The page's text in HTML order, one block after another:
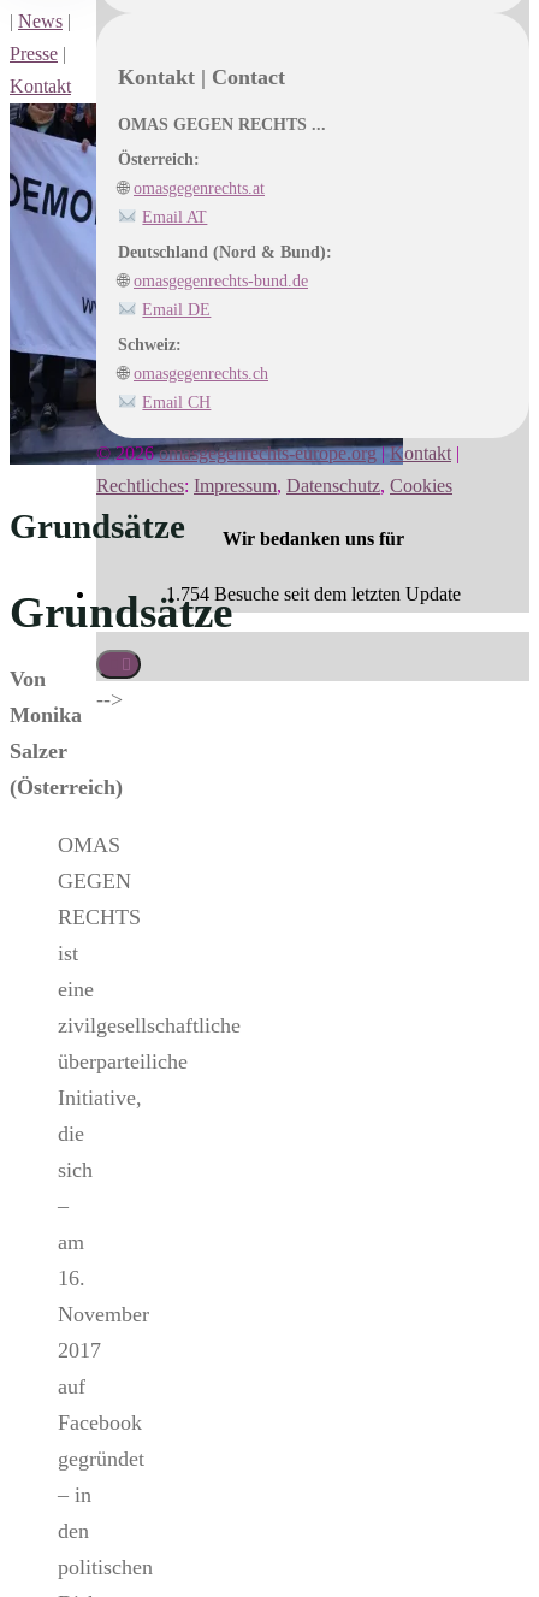
| News |
Presse |
Kontakt
Grundsätze
Grundsätze
Von
Monika
Salzer
(Österreich)
OMAS
GEGEN
RECHTS
ist
eine
zivilgesellschaftliche
überparteiliche
Initiative,
die
sich
–
am
16.
November
2017
auf
Facebook
gegründet
– in
den
politischen
Kontakt | Contact
OMAS GEGEN RECHTS ...
Österreich:
🌐omasgegenrechts.at
Email AT
Deutschland (Nord & Bund):
🌐omasgegenrechts-bund.de
Email DE
Schweiz:
🌐omasgegenrechts.ch
Email CH
© 2026omasgegenrechts-europe.org|Kontakt|
Rechtliches: Impressum, Datenschutz, Cookies
Wir bedanken uns für
1.754 Besuche seit dem letzten Update
-->